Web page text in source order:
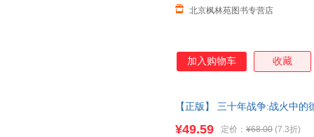
北京枫林苑图书专营店
加入购物车 收藏
【正版】 三十年战争:战火中
¥49.59 定价： ¥68.00 (7.3折)